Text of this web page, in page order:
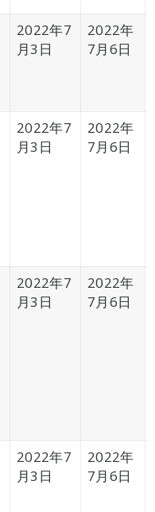
2022年7
月3日
2022年
7月6日
2022年7
月3日
2022年
7月6日
2022年7
月3日
2022年
7月6日
2022年7
月3日
2022年
7月6日